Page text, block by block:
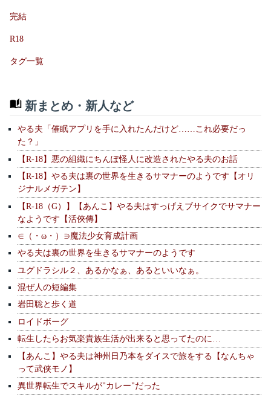
完結
R18
タグ一覧
新まとめ・新人など
やる夫「催眠アプリを手に入れたんだけど……これ必要だっ
た？」
【R-18】悪の組織にちんぽ怪人に改造されたやる夫のお話
【R-18】やる夫は裏の世界を生きるサマナーのようです【オリ
ジナルメガテン】
【R-18（G）】【あんこ】やる夫はすっげえブサイクでサマナー
なようです【活俠傳】
∈（・ω・）∋魔法少女育成計画
やる夫は裏の世界を生きるサマナーのようです
ユグドラシル２、あるかなぁ、あるといいなぁ。
混ぜ人の短編集
岩田聡と歩く道
ロイドボーグ
転生したらお気楽貴族生活が出来ると思ってたのに…
【あんこ】やる夫は神州日乃本をダイスで旅をする【なんちゃ
って武侠モノ】
異世界転生でスキルが"カレー"だった